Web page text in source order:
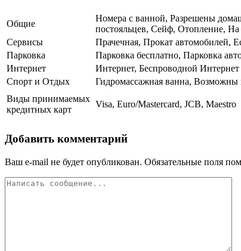
Общие
Номера с ванной, Разрешены
постояльцев, Сейф, Отопление, На
Сервисы
Прачечная, Прокат автомобилей,
Парковка
Парковка бесплатно, Парковка
Интернет
Интернет, Беспроводной Интернет
Спорт и Отдых
Гидромассажная ванна, Возможны
Виды принимаемых
кредитных карт
Visa, Euro/Mastercard, JCB, Maestro
Добавить комментарий
Ваш e-mail не будет опубликован. Обязательные поля